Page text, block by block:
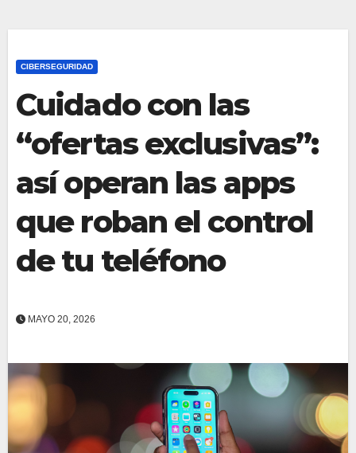
CIBERSEGURIDAD
Cuidado con las
“ofertas exclusivas”:
así operan las apps
que roban el control
de tu teléfono
MAYO 20, 2026